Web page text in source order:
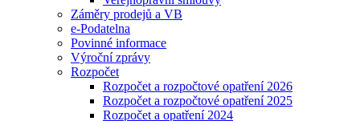
Záměry prodejů a VB
e-Podatelna
Povinné informace
Výroční zprávy
Rozpočet
Rozpočet a rozpočtové opatření 2026
Rozpočet a rozpočtové opatření 2025
Rozpočet a opatření 2024